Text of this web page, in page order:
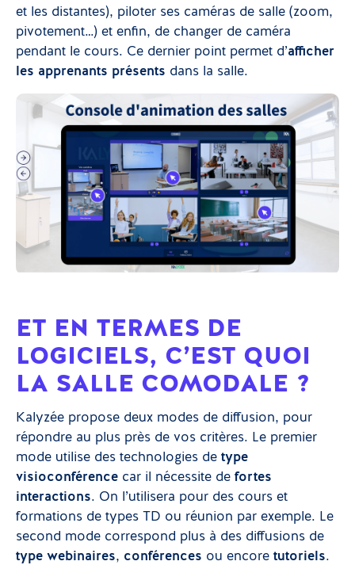
et les distantes), piloter ses caméras de salle (zoom,
pivotement…) et enfin, de changer de caméra
pendant le cours. Ce dernier point permet d’afficher
les apprenants présents dans la salle.
ET EN TERMES DE
LOGICIELS, C’EST QUOI
LA SALLE COMODALE ?
Kalyzée propose deux modes de diffusion, pour
répondre au plus près de vos critères. Le premier
mode utilise des technologies de type
visioconférence car il nécessite de fortes
interactions. On l’utilisera pour des cours et
formations de types TD ou réunion par exemple. Le
second mode correspond plus à des diffusions de
type webinaires, conférences ou encore tutoriels.